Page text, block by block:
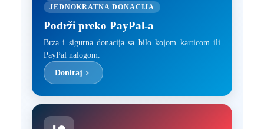
JEDNOKRATNA DONACIJA
Podrži preko PayPal-a
Brza i sigurna donacija sa bilo kojom karticom ili
PayPal nalogom.
Doniraj